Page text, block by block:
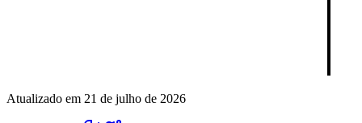
Atualizado em 21 de julho de 2026